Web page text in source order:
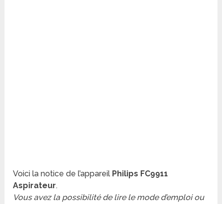
Voici la notice de l’appareil Philips FC9911
Aspirateur.
Vous avez la possibilité de lire le mode d’emploi ou